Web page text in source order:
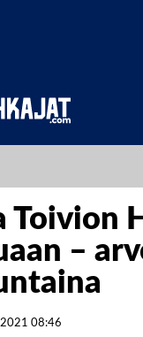
Toivion
–
08:46